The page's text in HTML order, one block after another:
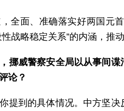
全面、准确落实好两国元
战略稳定关系”的内涵，推
挪威警察安全局以从事间
论？
提到的具体情况。中方坚